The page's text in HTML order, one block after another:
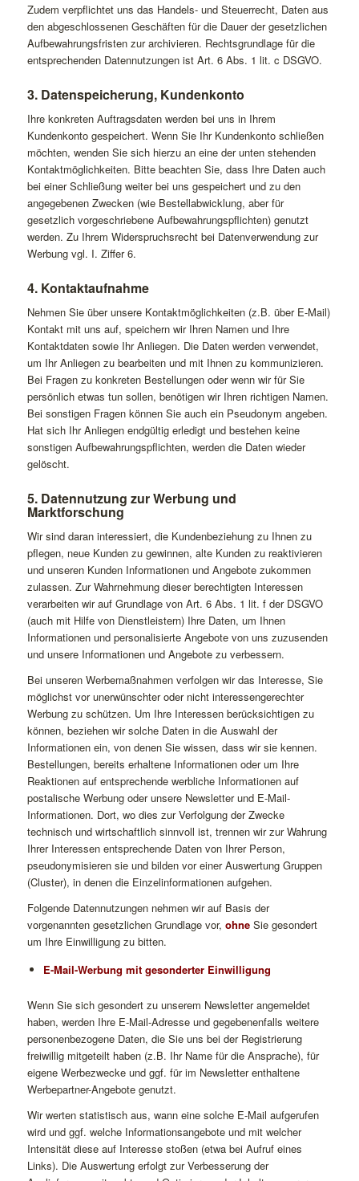
Zudem verpflichtet uns das Handels- und Steuerrecht, Daten aus
den abgeschlossenen Geschäften für die Dauer der gesetzlichen
Aufbewahrungsfristen zur archivieren. Rechtsgrundlage für die
entsprechenden Datennutzungen ist Art. 6 Abs. 1 lit. c DSGVO.
3. Datenspeicherung, Kundenkonto
Ihre konkreten Auftragsdaten werden bei uns in Ihrem
Kundenkonto gespeichert. Wenn Sie Ihr Kundenkonto schließen
möchten, wenden Sie sich hierzu an eine der unten stehenden
Kontaktmöglichkeiten. Bitte beachten Sie, dass Ihre Daten auch
bei einer Schließung weiter bei uns gespeichert und zu den
angegebenen Zwecken (wie Bestellabwicklung, aber für
gesetzlich vorgeschriebene Aufbewahrungspflichten) genutzt
werden. Zu Ihrem Widerspruchsrecht bei Datenverwendung zur
Werbung vgl. I. Ziffer 6.
4. Kontaktaufnahme
Nehmen Sie über unsere Kontaktmöglichkeiten (z.B. über E-Mail)
Kontakt mit uns auf, speichern wir Ihren Namen und Ihre
Kontaktdaten sowie Ihr Anliegen. Die Daten werden verwendet,
um Ihr Anliegen zu bearbeiten und mit Ihnen zu kommunizieren.
Bei Fragen zu konkreten Bestellungen oder wenn wir für Sie
persönlich etwas tun sollen, benötigen wir Ihren richtigen Namen.
Bei sonstigen Fragen können Sie auch ein Pseudonym angeben.
Hat sich Ihr Anliegen endgültig erledigt und bestehen keine
sonstigen Aufbewahrungspflichten, werden die Daten wieder
gelöscht.
5. Datennutzung zur Werbung und
Marktforschung
Wir sind daran interessiert, die Kundenbeziehung zu Ihnen zu
pflegen, neue Kunden zu gewinnen, alte Kunden zu reaktivieren
und unseren Kunden Informationen und Angebote zukommen
zulassen. Zur Wahrnehmung dieser berechtigten Interessen
verarbeiten wir auf Grundlage von Art. 6 Abs. 1 lit. f der DSGVO
(auch mit Hilfe von Dienstleistern) Ihre Daten, um Ihnen
Informationen und personalisierte Angebote von uns zuzusenden
und unsere Informationen und Angebote zu verbessern.
Bei unseren Werbemaßnahmen verfolgen wir das Interesse, Sie
möglichst vor unerwünschter oder nicht interessengerechter
Werbung zu schützen. Um Ihre Interessen berücksichtigen zu
können, beziehen wir solche Daten in die Auswahl der
Informationen ein, von denen Sie wissen, dass wir sie kennen.
Bestellungen, bereits erhaltene Informationen oder um Ihre
Reaktionen auf entsprechende werbliche Informationen auf
postalische Werbung oder unsere Newsletter und E-Mail-
Informationen. Dort, wo dies zur Verfolgung der Zwecke
technisch und wirtschaftlich sinnvoll ist, trennen wir zur Wahrung
Ihrer Interessen entsprechende Daten von Ihrer Person,
pseudonymisieren sie und bilden vor einer Auswertung Gruppen
(Cluster), in denen die Einzelinformationen aufgehen.
Folgende Datennutzungen nehmen wir auf Basis der
vorgenannten gesetzlichen Grundlage vor, ohneSie gesondert
um Ihre Einwilligung zu bitten.
E-Mail-Werbung mit gesonderter Einwilligung
Wenn Sie sich gesondert zu unserem Newsletter angemeldet
haben, werden Ihre E-Mail-Adresse und gegebenenfalls weitere
personenbezogene Daten, die Sie uns bei der Registrierung
freiwillig mitgeteilt haben (z.B. Ihr Name für die Ansprache), für
eigene Werbezwecke und ggf. für im Newsletter enthaltene
Werbepartner-Angebote genutzt.
Wir werten statistisch aus, wann eine solche E-Mail aufgerufen
wird und ggf. welche Informationsangebote und mit welcher
Intensität diese auf Interesse stoßen (etwa bei Aufruf eines
Links). Die Auswertung erfolgt zur Verbesserung der